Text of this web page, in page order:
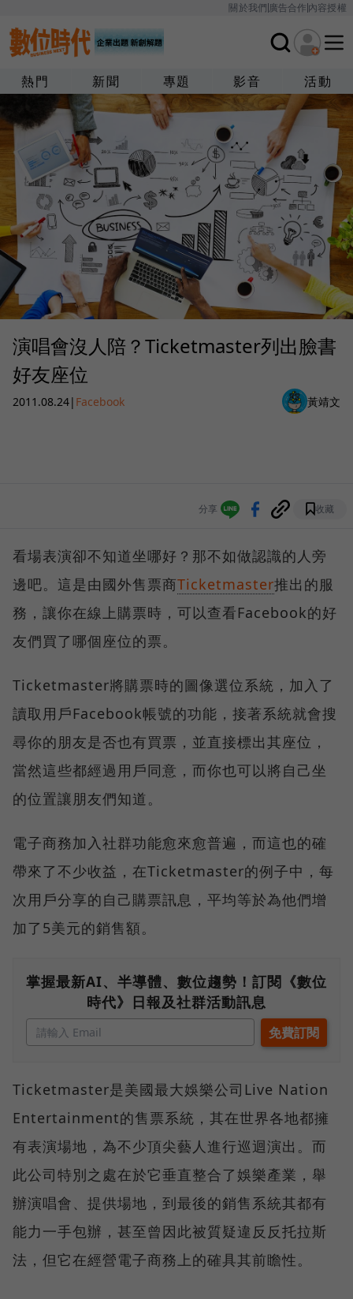
關於我們廣告合作內容授權
熱門 新聞 專題 影音 活動
演唱會沒人陪？Ticketmaster列出臉書
好友座位
2011.08.24| Facebook 黃靖文
分享 收藏
看場表演卻不知道坐哪好？那不如做認識的人旁
邊吧。這是由國外售票商Ticketmaster推出的服
務，讓你在線上購票時，可以查看Facebook的好
友們買了哪個座位的票。
Ticketmaster將購票時的圖像選位系統，加入了
讀取用戶Facebook帳號的功能，接著系統就會搜
尋你的朋友是否也有買票，並直接標出其座位，
當然這些都經過用戶同意，而你也可以將自己坐
的位置讓朋友們知道。
電子商務加入社群功能愈來愈普遍，而這也的確
帶來了不少收益，在Ticketmaster的例子中，每
次用戶分享的自己購票訊息，平均等於為他們增
加了5美元的銷售額。
掌握最新AI、半導體、數位趨勢！訂閱《數位
時代》日報及社群活動訊息
Ticketmaster是美國最大娛樂公司Live Nation
Entertainment的售票系統，其在世界各地都擁
有表演場地，為不少頂尖藝人進行巡迴演出。而
此公司特別之處在於它垂直整合了娛樂產業，舉
辦演唱會、提供場地，到最後的銷售系統其都有
能力一手包辦，甚至曾因此被質疑違反反托拉斯
法，但它在經營電子商務上的確具其前瞻性。